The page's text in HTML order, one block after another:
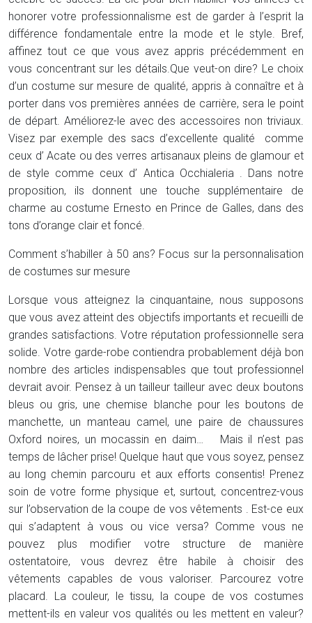
honorer votre professionnalisme est de garder à l’esprit la
différence fondamentale entre la mode et le style. Bref,
affinez tout ce que vous avez appris précédemment en
vous concentrant sur les détails.Que veut-on dire? Le choix
d’un costume sur mesure de qualité, appris à connaître et à
porter dans vos premières années de carrière, sera le point
de départ. Améliorez-le avec des accessoires non triviaux.
Visez par exemple des sacs d’excellente qualité comme
ceux d’ Acate ou des verres artisanaux pleins de glamour et
de style comme ceux d’ Antica Occhialeria . Dans notre
proposition, ils donnent une touche supplémentaire de
charme au costume Ernesto en Prince de Galles, dans des
tons d’orange clair et foncé.
Comment s’habiller à 50 ans? Focus sur la personnalisation
de costumes sur mesure
Lorsque vous atteignez la cinquantaine, nous supposons
que vous avez atteint des objectifs importants et recueilli de
grandes satisfactions. Votre réputation professionnelle sera
solide. Votre garde-robe contiendra probablement déjà bon
nombre des articles indispensables que tout professionnel
devrait avoir. Pensez à un tailleur tailleur avec deux boutons
bleus ou gris, une chemise blanche pour les boutons de
manchette, un manteau camel, une paire de chaussures
Oxford noires, un mocassin en daim… Mais il n’est pas
temps de lâcher prise! Quelque haut que vous soyez, pensez
au long chemin parcouru et aux efforts consentis! Prenez
soin de votre forme physique et, surtout, concentrez-vous
sur l’observation de la coupe de vos vêtements . Est-ce eux
qui s’adaptent à vous ou vice versa? Comme vous ne
pouvez plus modifier votre structure de manière
ostentatoire, vous devrez être habile à choisir des
vêtements capables de vous valoriser. Parcourez votre
placard. La couleur, le tissu, la coupe de vos costumes
mettent-ils en valeur vos qualités ou les mettent en valeur?